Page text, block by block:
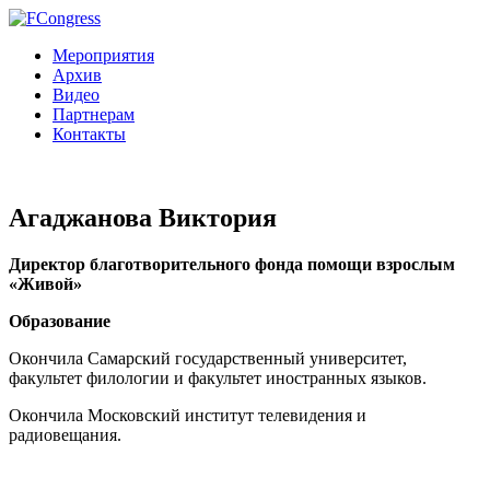
Мероприятия
Архив
Видео
Партнерам
Контакты
Агаджанова Виктория
Директор благотворительного фонда помощи взрослым
«Живой»
Образование
Окончила Самарский государственный университет,
факультет филологии и факультет иностранных языков.
Окончила Московский институт телевидения и
радиовещания.